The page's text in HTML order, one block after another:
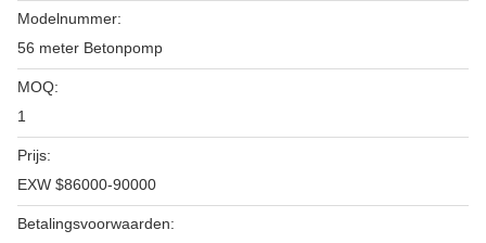
Modelnummer:
56 meter Betonpomp
MOQ:
1
Prijs:
EXW $86000-90000
Betalingsvoorwaarden: